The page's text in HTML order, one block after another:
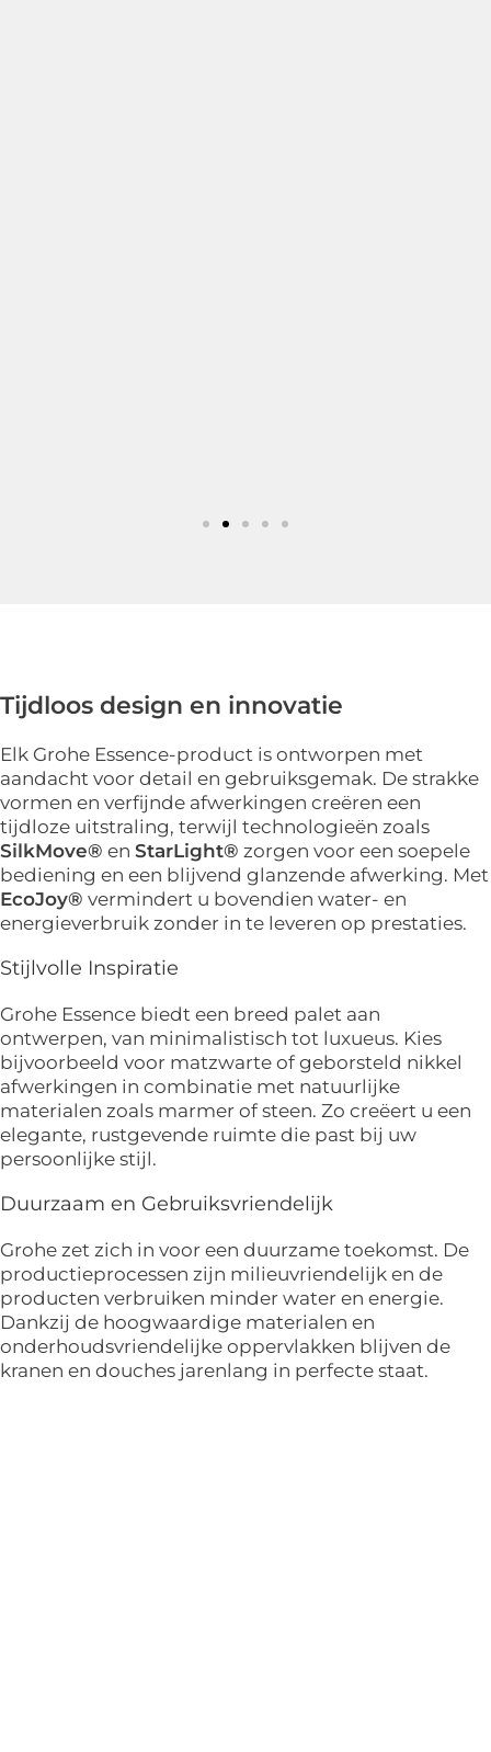
Tijdloos design en innovatie
Elk Grohe Essence-product is ontworpen met
aandacht voor detail en gebruiksgemak. De strakke
vormen en verfijnde afwerkingen creëren een
tijdloze uitstraling, terwijl technologieën zoals
SilkMove® en StarLight® zorgen voor een soepele
bediening en een blijvend glanzende afwerking. Met
EcoJoy® vermindert u bovendien water- en
energieverbruik zonder in te leveren op prestaties.
Stijlvolle Inspiratie
Grohe Essence biedt een breed palet aan
ontwerpen, van minimalistisch tot luxueus. Kies
bijvoorbeeld voor matzwarte of geborsteld nikkel
afwerkingen in combinatie met natuurlijke
materialen zoals marmer of steen. Zo creëert u een
elegante, rustgevende ruimte die past bij uw
persoonlijke stijl.
Duurzaam en Gebruiksvriendelijk
Grohe zet zich in voor een duurzame toekomst. De
productieprocessen zijn milieuvriendelijk en de
producten verbruiken minder water en energie.
Dankzij de hoogwaardige materialen en
onderhoudsvriendelijke oppervlakken blijven de
kranen en douches jarenlang in perfecte staat.